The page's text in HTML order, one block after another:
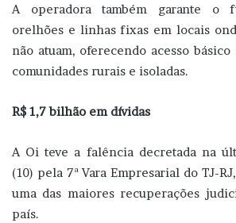
A operadora também garante o
orelhões e linhas fixas em locais
não atuam, oferecendo acesso básico
comunidades rurais e isoladas.
R$ 1,7 bilhão em dívidas
A Oi teve a falência decretada na
(10) pela 7ª Vara Empresarial do TJ-
uma das maiores recuperações
país.